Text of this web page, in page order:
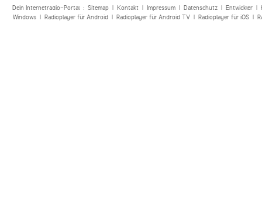
Dein Internetradio-Portal : Sitemap| Kontakt| Impressum| Datenschutz| Entwickler|
Windows| Radioplayer für Android| Radioplayer für Android TV| Radioplayer für iOS|